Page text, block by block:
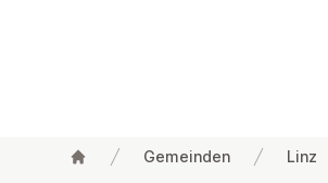
Gemeinden Linz